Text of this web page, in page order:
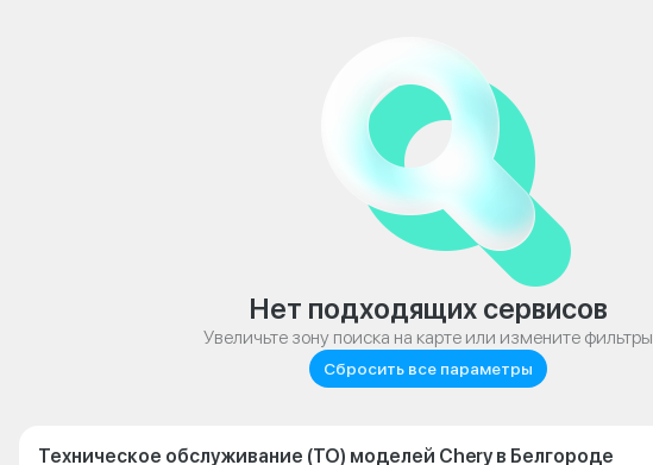
Нет подходящих сервисов
Увеличьте зону поиска на карте или измените фильтры
Сбросить все параметры
Техническое обслуживание (ТО) моделей Chery в Белгороде